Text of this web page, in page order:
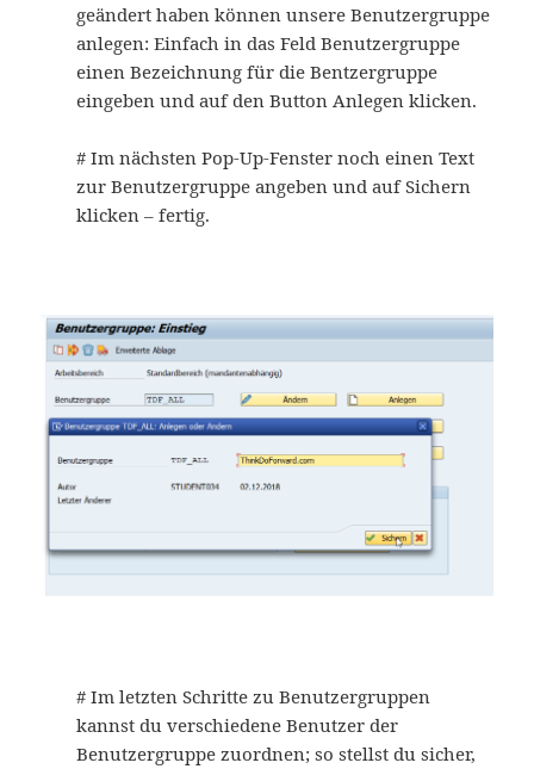
geändert haben können unsere Benutzergruppe
anlegen: Einfach in das Feld Benutzergruppe
einen Bezeichnung für die Bentzergruppe
eingeben und auf den Button Anlegen klicken.
# Im nächsten Pop-Up-Fenster noch einen Text
zur Benutzergruppe angeben und auf Sichern
klicken – fertig.
# Im letzten Schritte zu Benutzergruppen
kannst du verschiedene Benutzer der
Benutzergruppe zuordnen; so stellst du sicher,